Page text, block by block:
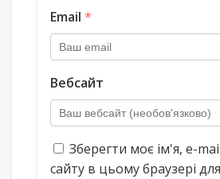
Email *
Вебсайт
Зберегти моє ім'я, e-
сайту в цьому браузері